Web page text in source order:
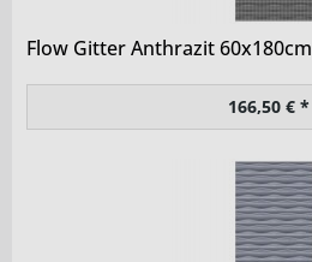
Flow Gitter Anthrazit 60x180cm
166,50 € *